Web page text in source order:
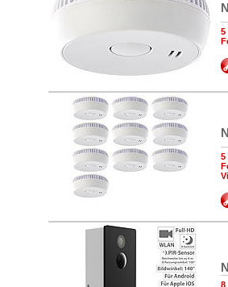
5
5
8